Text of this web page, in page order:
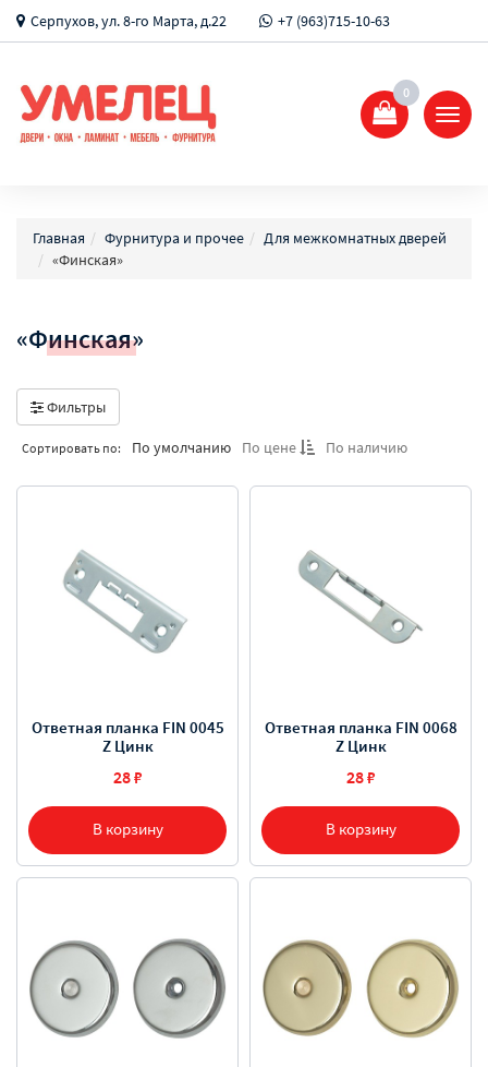
Серпухов, ул. 8-го Марта, д.22 +7 (963)715-10-63
0
Главная Фурнитура и прочее
Для межкомнатных дверей
«Финская»
«Финская»
Фильтры
Сортировать по: По умолчанию По цене По наличию
В корзину
Ответная планка FIN 0045
Z Цинк
28 ₽
В корзину
Ответная планка FIN 0068
Z Цинк
28 ₽